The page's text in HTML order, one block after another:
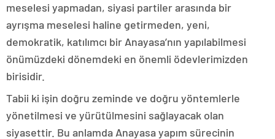
meselesi yapmadan, siyasi partiler arasında bir
ayrışma meselesi haline getirmeden, yeni,
demokratik, katılımcı bir Anayasa’nın yapılabilmesi
önümüzdeki dönemdeki en önemli ödevlerimizden
birisidir.
Tabii ki işin doğru zeminde ve doğru yöntemlerle
yönetilmesi ve yürütülmesini sağlayacak olan
siyasettir. Bu anlamda Anayasa yapım sürecinin